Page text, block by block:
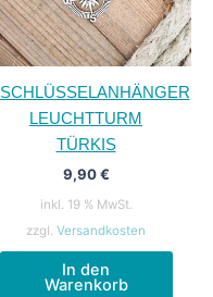
SCHLÜSSELANHÄNGER
LEUCHTTURM
TÜRKIS
9,90€
inkl. 19 % MwSt.
zzgl. Versandkosten
In den
Warenkorb